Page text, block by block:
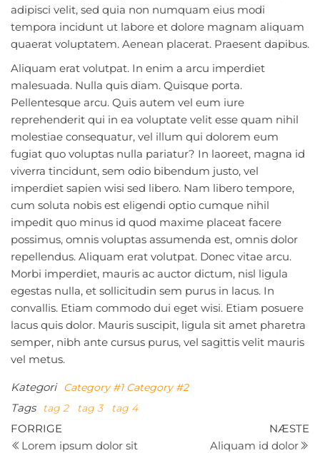
adipisci velit, sed quia non numquam eius modi
tempora incidunt ut labore et dolore magnam aliquam
quaerat voluptatem. Aenean placerat. Praesent dapibus.
Aliquam erat volutpat. In enim a arcu imperdiet
malesuada. Nulla quis diam. Quisque porta.
Pellentesque arcu. Quis autem vel eum iure
reprehenderit qui in ea voluptate velit esse quam nihil
molestiae consequatur, vel illum qui dolorem eum
fugiat quo voluptas nulla pariatur? In laoreet, magna id
viverra tincidunt, sem odio bibendum justo, vel
imperdiet sapien wisi sed libero. Nam libero tempore,
cum soluta nobis est eligendi optio cumque nihil
impedit quo minus id quod maxime placeat facere
possimus, omnis voluptas assumenda est, omnis dolor
repellendus. Aliquam erat volutpat. Donec vitae arcu.
Morbi imperdiet, mauris ac auctor dictum, nisl ligula
egestas nulla, et sollicitudin sem purus in lacus. In
convallis. Etiam commodo dui eget wisi. Etiam posuere
lacus quis dolor. Mauris suscipit, ligula sit amet pharetra
semper, nibh ante cursus purus, vel sagittis velit mauris
vel metus.
Kategori Category #1 Category #2
Tags tag 2 tag 3 tag 4
Indlægsnavigation
Forrige
indlæg
FORRIGE
Lorem ipsum dolor sit
NÆSTE
Aliquam id dolor